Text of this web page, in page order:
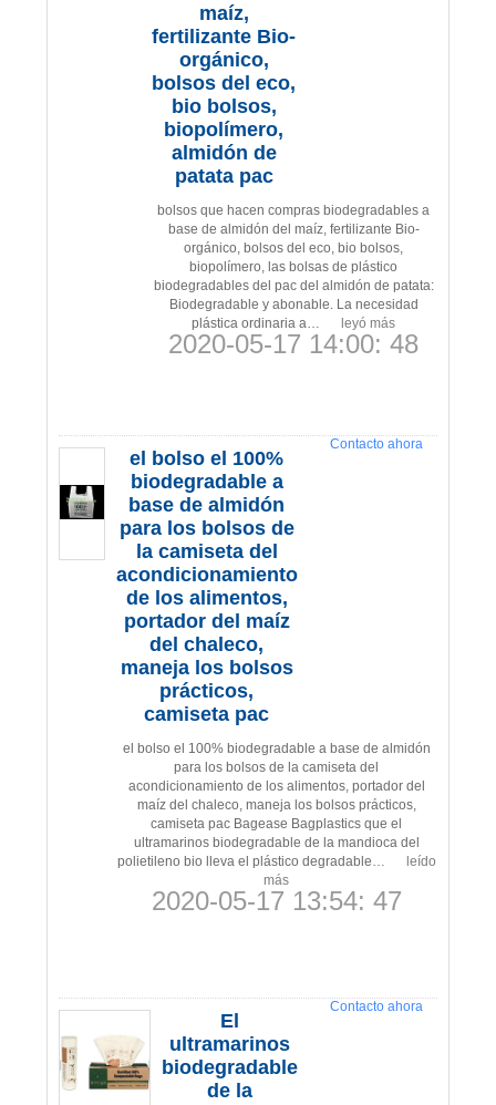
maíz,
fertilizante Bio-
orgánico,
bolsos del eco,
bio bolsos,
biopolímero,
almidón de
patata pac
bolsos que hacen compras biodegradables a
base de almidón del maíz, fertilizante Bio-
orgánico, bolsos del eco, bio bolsos,
biopolímero, las bolsas de plástico
biodegradables del pac del almidón de patata:
Biodegradable y abonable. La necesidad
plástica ordinaria a…
leyó más
2020-05-17 14:00: 48
el bolso el 100%
biodegradable a
base de almidón
para los bolsos de
la camiseta del
acondicionamiento
de los alimentos,
portador del maíz
del chaleco,
maneja los bolsos
prácticos,
camiseta pac
Contacto ahora
el bolso el 100% biodegradable a base de almidón
para los bolsos de la camiseta del
acondicionamiento de los alimentos, portador del
maíz del chaleco, maneja los bolsos prácticos,
camiseta pac Bagease Bagplastics que el
ultramarinos biodegradable de la mandioca del
polietileno bio lleva el plástico degradable…
leído
más
2020-05-17 13:54: 47
El
ultramarinos
biodegradable
de la
Contacto ahora